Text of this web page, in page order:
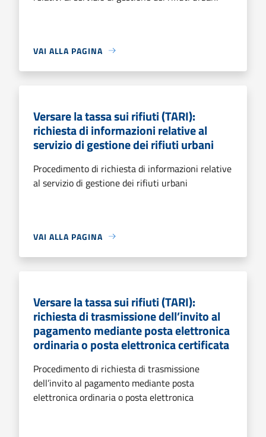
VAI ALLA PAGINA
Versare la tassa sui rifiuti (TARI):
richiesta di informazioni relative al
servizio di gestione dei rifiuti urbani
Procedimento di richiesta di informazioni relative
al servizio di gestione dei rifiuti urbani
VAI ALLA PAGINA
Versare la tassa sui rifiuti (TARI):
richiesta di trasmissione dell’invito al
pagamento mediante posta elettronica
ordinaria o posta elettronica certificata
Procedimento di richiesta di trasmissione
dell’invito al pagamento mediante posta
elettronica ordinaria o posta elettronica